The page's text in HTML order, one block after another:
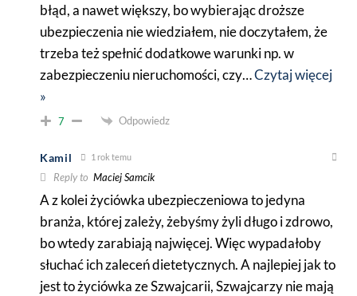
błąd, a nawet większy, bo wybierając droższe
ubezpieczenia nie wiedziałem, nie doczytałem, że
trzeba też spełnić dodatkowe warunki np. w
zabezpieczeniu nieruchomości, czy…Czytaj więcej
»
7 Odpowiedz
Kamil 1 rok temu
Reply to Maciej Samcik
A z kolei życiówka ubezpieczeniowa to jedyna
branża, której zależy, żebyśmy żyli długo i zdrowo,
bo wtedy zarabiają najwięcej. Więc wypadałoby
słuchać ich zaleceń dietetycznych. A najlepiej jak to
jest to życiówka ze Szwajcarii, Szwajcarzy nie mają